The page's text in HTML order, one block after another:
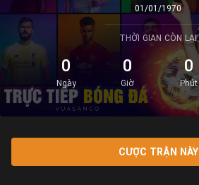
01/01/1970
THỜI GIAN CÒN LẠI
0
Ngày
0
Giờ
0
Phút
CƯỢC TRẬN NÀY